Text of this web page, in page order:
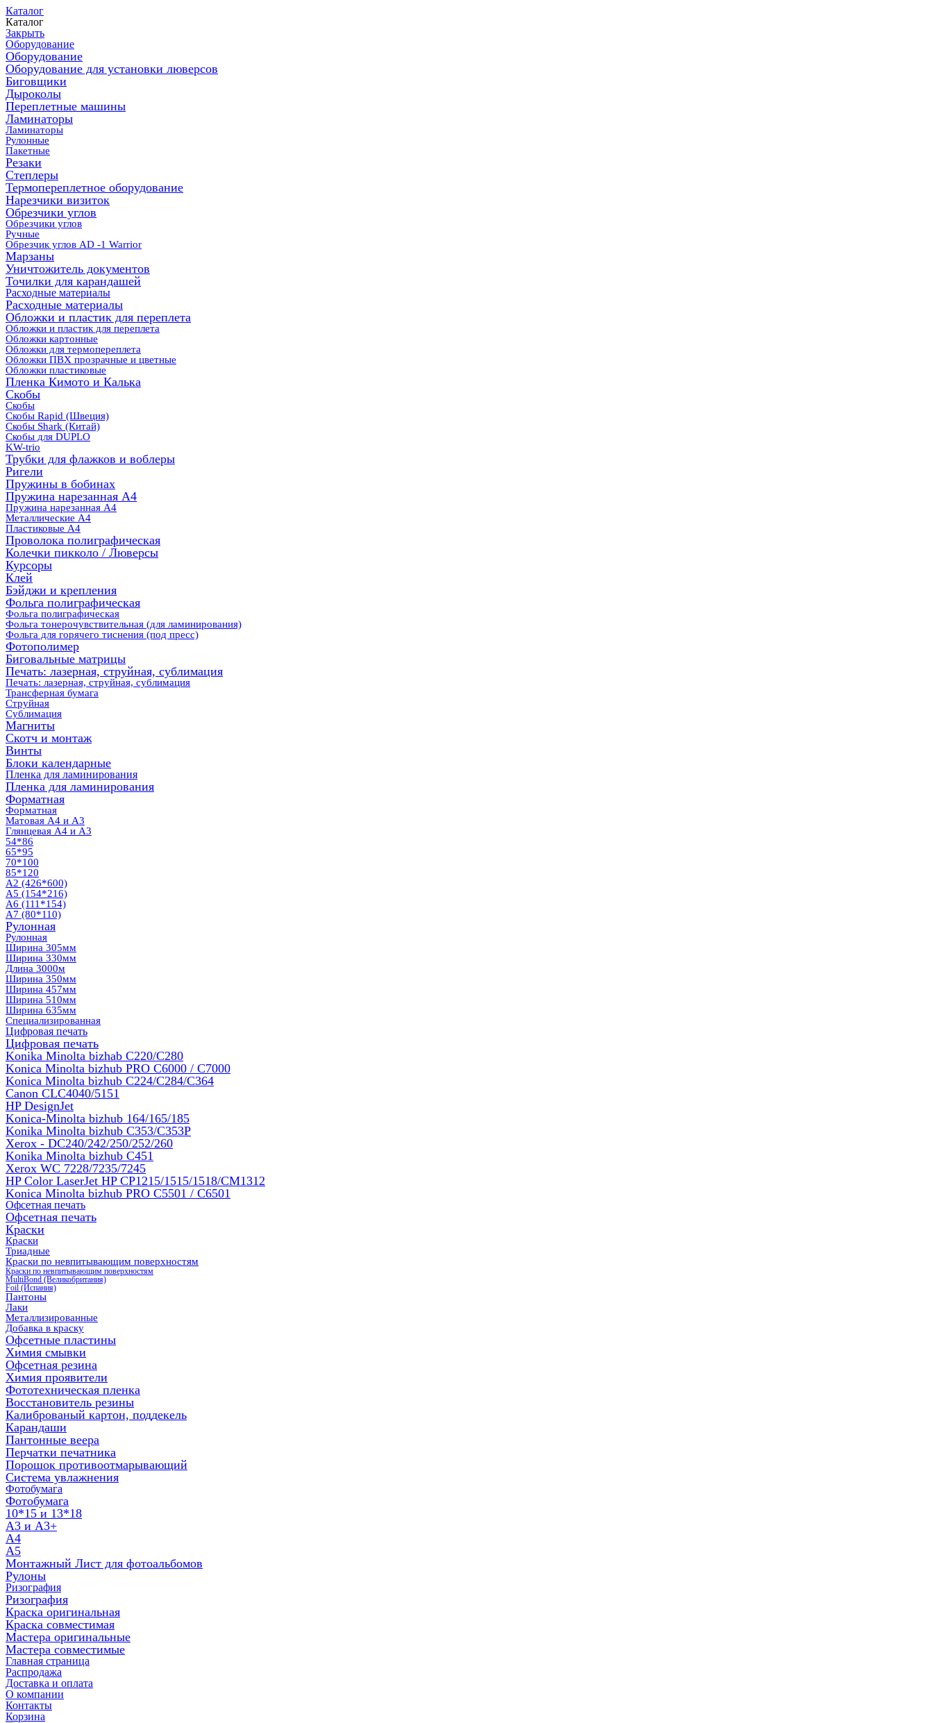
Каталог
Каталог
Закрыть
Оборудование
Оборудование
Оборудование для установки люверсов
Биговщики
Дыроколы
Переплетные машины
Ламинаторы
Ламинаторы
Рулонные
Пакетные
Резаки
Степлеры
Термопереплетное оборудование
Нарезчики визиток
Обрезчики углов
Обрезчики углов
Ручные
Обрезчик углов AD -1 Warrior
Марзаны
Уничтожитель документов
Точилки для карандашей
Расходные материалы
Расходные материалы
Обложки и пластик для переплета
Обложки и пластик для переплета
Обложки картонные
Обложки для термопереплета
Обложки ПВХ прозрачные и цветные
Обложки пластиковые
Пленка Кимото и Калька
Скобы
Скобы
Скобы Rapid (Швеция)
Скобы Shark (Китай)
Скобы для DUPLO
KW-trio
Трубки для флажков и воблеры
Ригели
Пружины в бобинах
Пружина нарезанная А4
Пружина нарезанная А4
Металлические А4
Пластиковые А4
Проволока полиграфическая
Колечки пикколо / Люверсы
Курсоры
Клей
Бэйджи и крепления
Фольга полиграфическая
Фольга полиграфическая
Фольга тонерочувствительная (для ламинирования)
Фольга для горячего тиснения (под пресс)
Фотополимер
Биговальные матрицы
Печать: лазерная, струйная, сублимация
Печать: лазерная, струйная, сублимация
Трансферная бумага
Струйная
Сублимация
Магниты
Скотч и монтаж
Винты
Блоки календарные
Пленка для ламинирования
Пленка для ламинирования
Форматная
Форматная
Матовая А4 и А3
Глянцевая А4 и А3
54*86
65*95
70*100
85*120
А2 (426*600)
А5 (154*216)
А6 (111*154)
А7 (80*110)
Рулонная
Рулонная
Ширина 305мм
Ширина 330мм
Длина 3000м
Ширина 350мм
Ширина 457мм
Ширина 510мм
Ширина 635мм
Специализированная
Цифровая печать
Цифровая печать
Konika Minolta bizhab C220/C280
Konica Minolta bizhub PRO C6000 / C7000
Konica Minolta bizhub С224/С284/С364
Canon CLC4040/5151
HP DesignJet
Konica-Minolta bizhub 164/165/185
Konika Minolta bizhub C353/C353Р
Xerox - DC240/242/250/252/260
Konika Minolta bizhub C451
Xerox WC 7228/7235/7245
HP Color LaserJet HP CP1215/1515/1518/CM1312
Konica Minolta bizhub PRO С5501 / С6501
Офсетная печать
Офсетная печать
Краски
Краски
Триадные
Краски по невпитывающим поверхностям
Краски по невпитывающим поверхностям
MultiBond (Великобритания)
Foil (Испания)
Пантоны
Лаки
Металлизированные
Добавка в краску
Офсетные пластины
Химия смывки
Офсетная резина
Химия проявители
Фототехническая пленка
Восстановитель резины
Калиброваный картон, поддекель
Карандаши
Пантонные веера
Перчатки печатника
Порошок противоотмарывающий
Система увлажнения
Фотобумага
Фотобумага
10*15 и 13*18
A3 и А3+
А4
А5
Монтажный Лист для фотоальбомов
Рулоны
Ризография
Ризография
Краска оригинальная
Краска совместимая
Мастера оригинальные
Мастера совместимые
Главная страница
Распродажа
Доставка и оплата
О компании
Контакты
Корзина